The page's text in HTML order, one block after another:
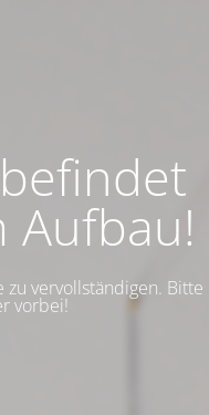
Aufbau!
vervollständigen. Bitte
vorbei!